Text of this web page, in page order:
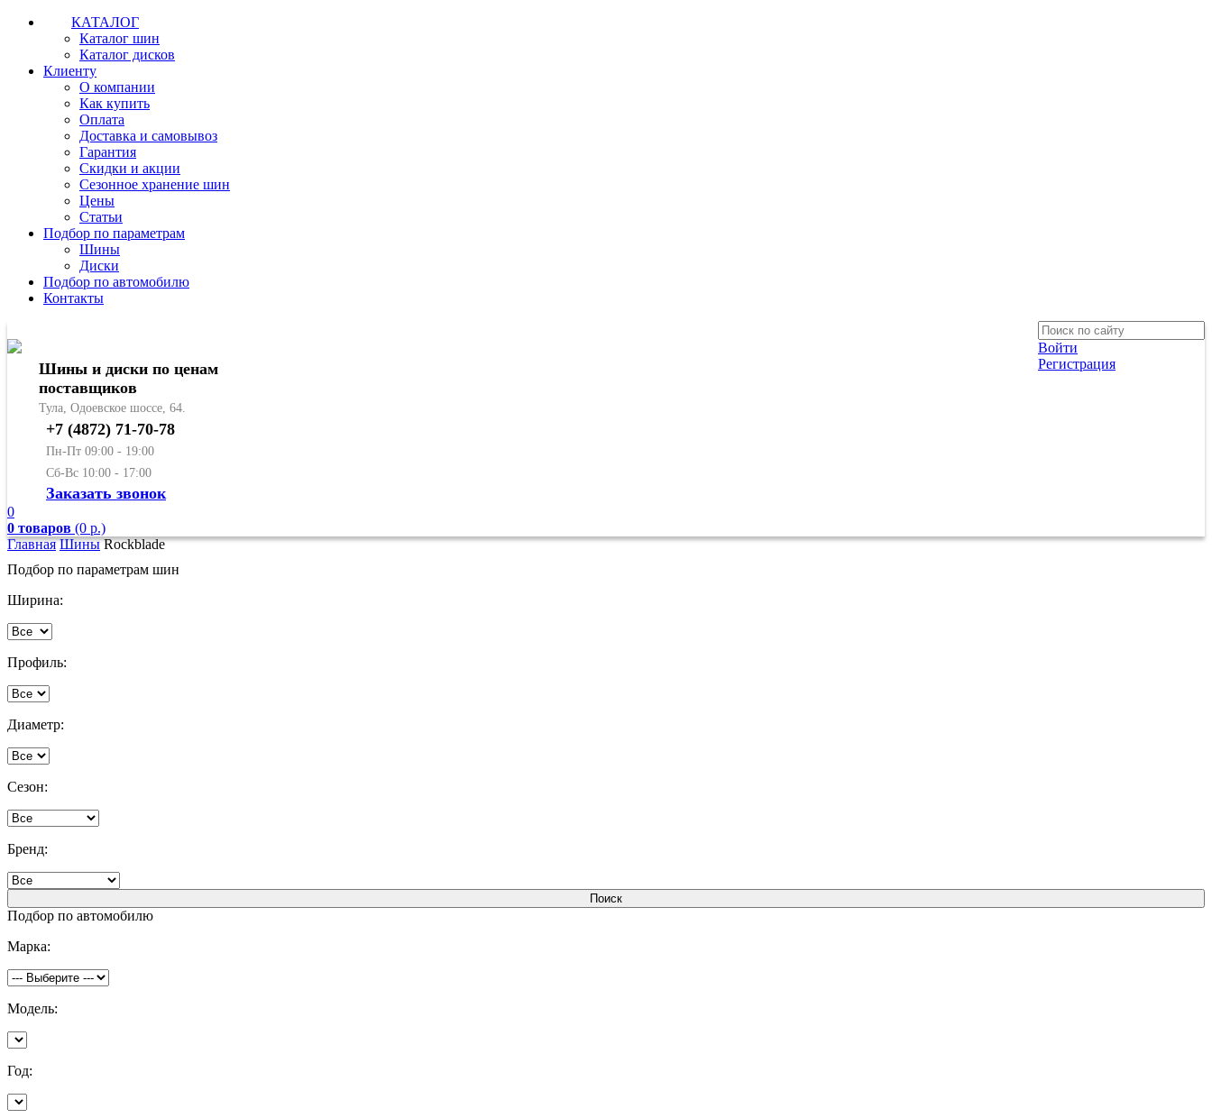
КАТАЛОГ
Каталог шин
Каталог дисков
Клиенту
О компании
Как купить
Оплата
Доставка и самовывоз
Гарантия
Скидки и акции
Сезонное хранение шин
Цены
Статьи
Подбор по параметрам
Шины
Диски
Подбор по автомобилю
Контакты
Войти
Регистрация
Шины и диски по ценам
поставщиков
Тула, Одоевское шоссе, 64.
+7 (4872) 71-70-78
Пн-Пт 09:00 - 19:00
Сб-Вс 10:00 - 17:00
Заказать звонок
0
0 товаров (0 р.)
Главная ШиныRockblade
Подбор по параметрам шин
Ширина:
Профиль:
Диаметр:
Сезон:
Бренд:
Подбор по автомобилю
Марка:
Модель:
Год: